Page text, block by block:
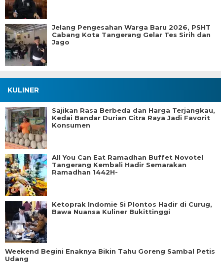
Jelang Pengesahan Warga Baru 2026, PSHT
Cabang Kota Tangerang Gelar Tes Sirih dan
Jago
KULINER
Sajikan Rasa Berbeda dan Harga Terjangkau,
Kedai Bandar Durian Citra Raya Jadi Favorit
Konsumen
All You Can Eat Ramadhan Buffet Novotel
Tangerang Kembali Hadir Semarakan
Ramadhan 1442H-
Ketoprak Indomie Si Plontos Hadir di Curug,
Bawa Nuansa Kuliner Bukittinggi
Weekend Begini Enaknya Bikin Tahu Goreng Sambal Petis
Udang